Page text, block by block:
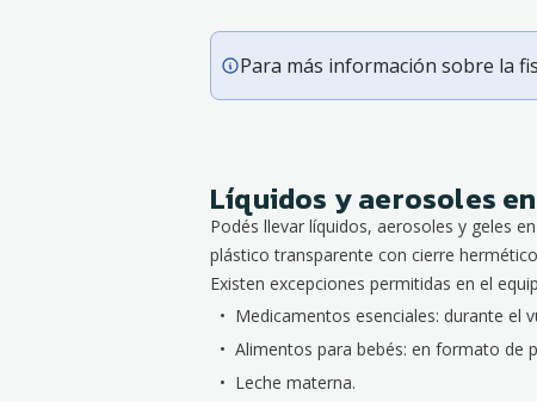
Para más información sobre la
Líquidos y aerosoles
Podés llevar líquidos, aerosoles y geles
plástico transparente con cierre
Existen excepciones permitidas en el
Medicamentos esenciales: durante el
Alimentos para bebés: en formato de
Leche materna.